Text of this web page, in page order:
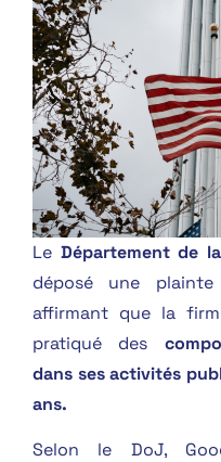
Le Département de
déposé une
affirmant que la
pratiqué des
dans ses activités
ans.
Selon le DoJ,